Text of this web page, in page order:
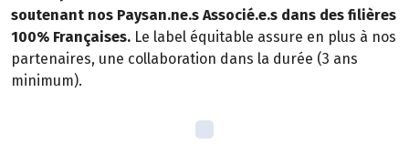
soutenant nos Paysan.ne.s Associé.e.s dans des filières
100% Françaises. Le label équitable assure en plus à nos
partenaires, une collaboration dans la durée (3 ans
minimum).